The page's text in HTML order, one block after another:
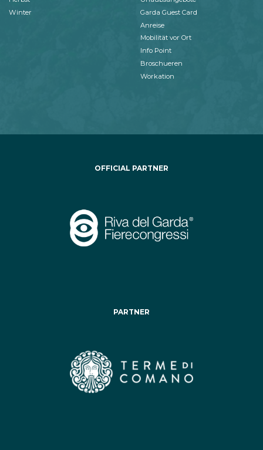
Winter
Garda Guest Card
Anreise
Mobilität vor Ort
Info Point
Broschueren
Workation
OFFICIAL PARTNER
PARTNER